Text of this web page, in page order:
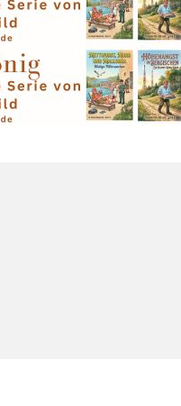
Langenfeld, Monheim
Leichlingen
Leverkusen
Meerbusch
Mettmann, Erkrath, Wülfrath